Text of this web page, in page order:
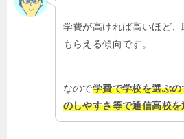
学費が高ければ高いほど
もらえる傾向です。
なので学費で学校を選ぶ
のしやすさ等で通信高校